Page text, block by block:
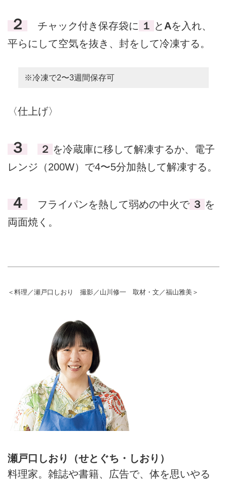
２ チャック付き保存袋に １ と Aを入れ、
平らにして空気を抜き、封をして冷凍する。
※冷凍で2〜3週間保存可
〈仕上げ〉
３ ２ を冷蔵庫に移して解凍するか、電子
レンジ（200W）で4〜5分加熱して解凍する。
４ フライパンを熱して弱めの中火で ３ を
両面焼く。
＜料理／瀬戸口しおり 撮影／山川修一 取材・文／福山雅美＞
瀬戸口しおり（せとぐち・しおり）
料理家。雑誌や書籍、広告で、体を思いやる